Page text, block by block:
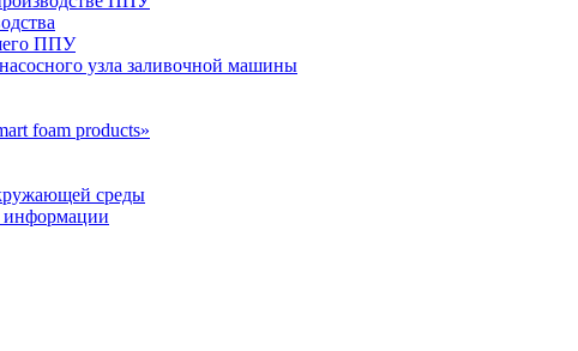
ППУ
узла заливочной машины
foam products»
среды
информации